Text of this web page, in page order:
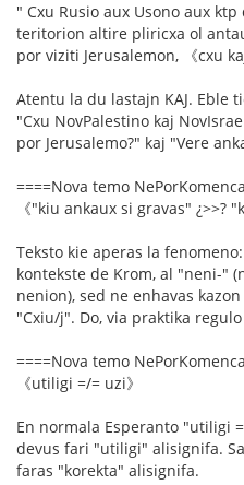
" Cxu Rusio aux Usono aux
teritorion altire pliricxa ol
por viziti Jerusalemon, 《cxu
Atentu la du lastajn KAJ. Eble
"Cxu NovPalestino kaj
por Jerusalemo?" kaj "Vere
====Nova temo
《"kiu ankaux si gravas" ¿>>?
Teksto kie aperas la
kontekste de Krom, al "neni-"
nenion), sed ne enhavas
"Cxiu/j". Do, via praktika
====Nova temo
《utiligi =/= uzi》
En normala Esperanto "utiligi
devus fari "utiligi" alisignifa.
faras "korekta" alisignifa.